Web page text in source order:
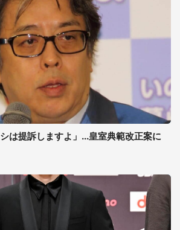
は提訴しますよ」...皇室典範改正案に